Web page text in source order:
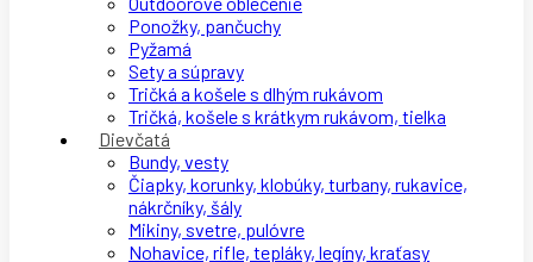
Ponožky, pančuchy
Pyžamá
Sety a súpravy
Tričká a košele s dlhým rukávom
Tričká, košele s krátkym rukávom, tielka
Dievčatá
Bundy, vesty
Čiapky, korunky, klobúky, turbany, rukavice,
nákrčníky, šály
Mikiny, svetre, pulóvre
Nohavice, rifle, tepláky, legíny, kraťasy